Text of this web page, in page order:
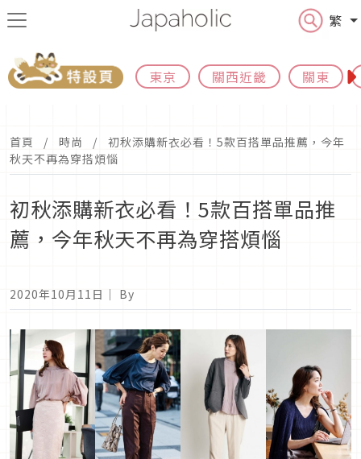
繁
東京 關西近畿 關東
首頁 時尚
初秋添購新衣必看！5款百搭單品推薦，今年
秋天不再為穿搭煩惱
初秋添購新衣必看！5款百搭單品推
薦，今年秋天不再為穿搭煩惱
2020年10月11日 ｜ By